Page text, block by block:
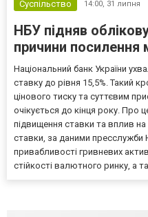
Суспільство 14:00, 31 липня
НБУ підняв
причини посилення
Національний банк України
ставку до рівня 15,5%. Такий
цінового тиску та суттєвим
очікується до кінця року. Про
підвищення ставки та вплив
ставки, за даними пресслужби
привабливості гривневих
стійкості валютного ринку, а